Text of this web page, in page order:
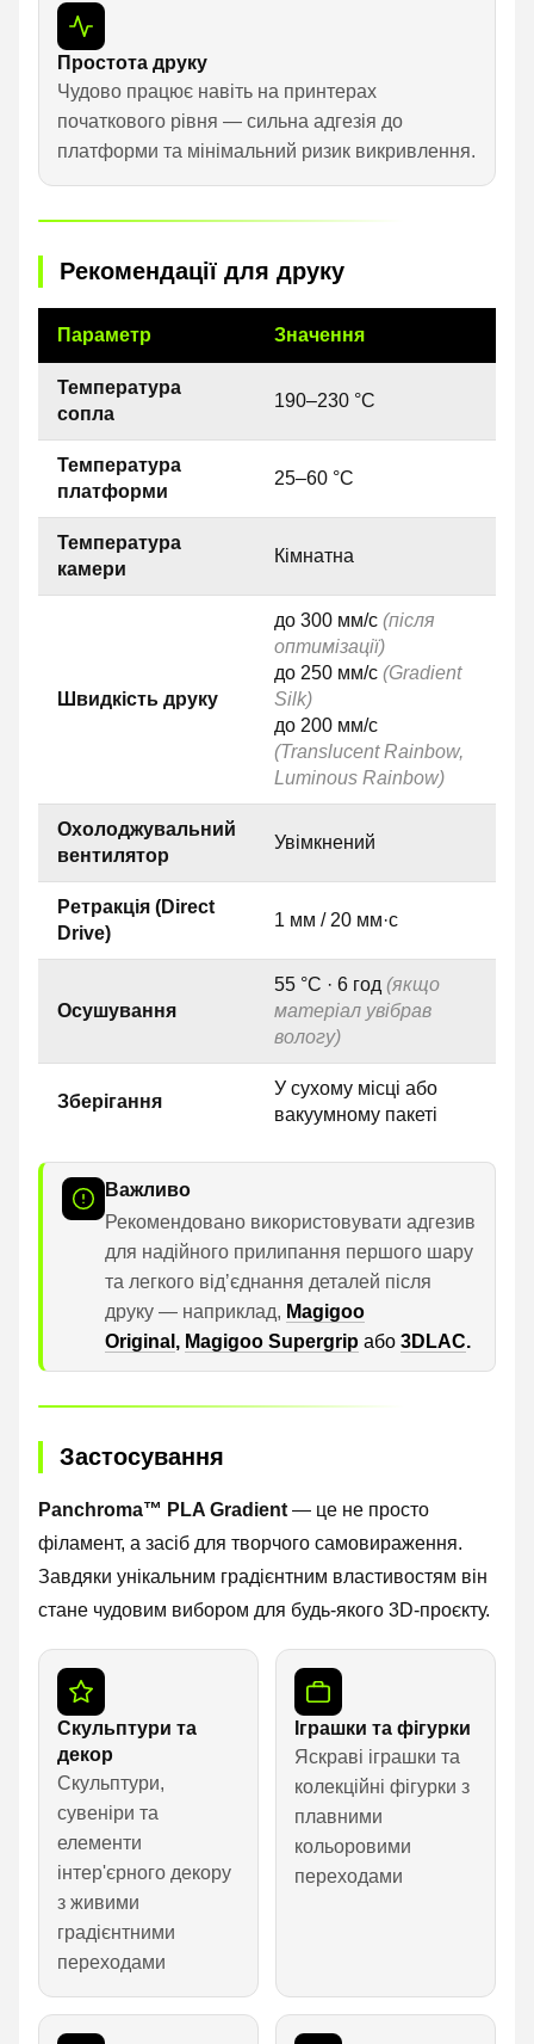
Простота друку
Чудово працює навіть на принтерах
початкового рівня — сильна адгезія до
платформи та мінімальний ризик викривлення.
Рекомендації для друку
Параметр Значення
Температура
сопла
190–230 °C
Температура
платформи
25–60 °C
Температура
камери
Кімнатна
Швидкість друку
до 300 мм/с (після
оптимізації)
до 250 мм/с (Gradient
Silk)
до 200 мм/с
(Translucent Rainbow,
Luminous Rainbow)
Охолоджувальний
вентилятор
Увімкнений
Ретракція (Direct
Drive)
1 мм / 20 мм·с
Осушування
55 °C · 6 год (якщо
матеріал увібрав
вологу)
Зберігання
У сухому місці або
вакуумному пакеті
Важливо
Рекомендовано використовувати адгезив
для надійного прилипання першого шару
та легкого відʼєднання деталей після
друку — наприклад, Magigoo
Original , Magigoo Supergrip або 3DLAC.
Застосування
Panchroma™ PLA Gradient — це не просто
філамент, а засіб для творчого самовираження.
Завдяки унікальним градієнтним властивостям він
стане чудовим вибором для будь-якого 3D-проєкту.
Скульптури та
декор
Скульптури,
сувеніри та
елементи
інтер'єрного декору
з живими
градієнтними
переходами
Іграшки та фігурки
Яскраві іграшки та
колекційні фігурки з
плавними
кольоровими
переходами